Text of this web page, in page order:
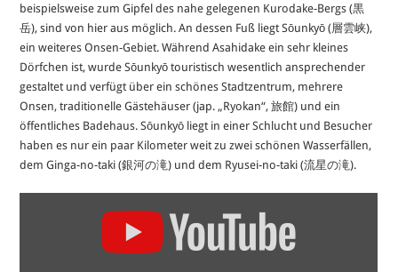
beispielsweise zum Gipfel des nahe gelegenen Kurodake-Bergs (黒
岳), sind von hier aus möglich. An dessen Fuß liegt Sōunkyō (層雲峡),
ein weiteres Onsen-Gebiet. Während Asahidake ein sehr kleines
Dörfchen ist, wurde Sōunkyō touristisch wesentlich ansprechender
gestaltet und verfügt über ein schönes Stadtzentrum, mehrere
Onsen, traditionelle Gästehäuser (jap. „Ryokan“, 旅館) und ein
öffentliches Badehaus. Sōunkyō liegt in einer Schlucht und Besucher
haben es nur ein paar Kilometer weit zu zwei schönen Wasserfällen,
dem Ginga-no-taki (銀河の滝) und dem Ryusei-no-taki (流星の滝).